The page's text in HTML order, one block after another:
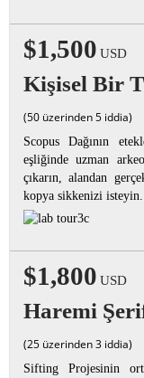
$1,500 USD
Kişisel Bir
(50 üzerinden 5 iddia)
Scopus Dağının
eşliğinde uzman
çıkarın, alandan
kopya sikkenizi isteyin.
$1,800 USD
Haremi
(25 üzerinden 3 iddia)
Sifting Projesinin